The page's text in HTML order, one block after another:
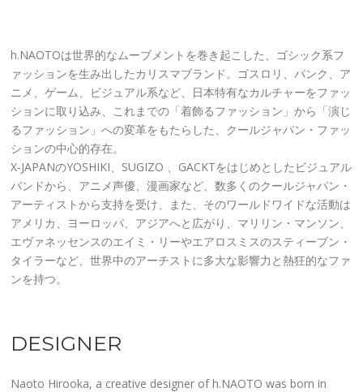
h.NAOTOは世界的なムーブメントを巻き起こした、ゴシック系フ
ァッションを生み出したカリスマブランド。ゴスロリ、パンク、ア
ニメ、ゲーム、ビジュアル系など、日本特有なカルチャーをファッ
ションに取り込み、これまでの「着飾るファッション」から「演じ
るファッション」への変革をもたらした、クールジャパン・ファッ
ションの中心的存在。
X-JAPANのYOSHIKI、SUGIZO 、GACKTをはじめとしたビジュアル
バンドから、アニメ声優、漫画家など、数多くのクールジャパン・
アーティストから支持を受け、また、そのワールドワイドな活動は
アメリカ、ヨーロッパ、アジアへと広がり、マリリン・マンソン、
エヴァネッセンスのエイミ・リーやエアロスミスのスティーブン・
タイラーなど、世界中のアーチストに多大な影響力と熱狂的なファ
ンを持つ。
DESIGNER
Naoto Hirooka, a creative designer of h.NAOTO was born in